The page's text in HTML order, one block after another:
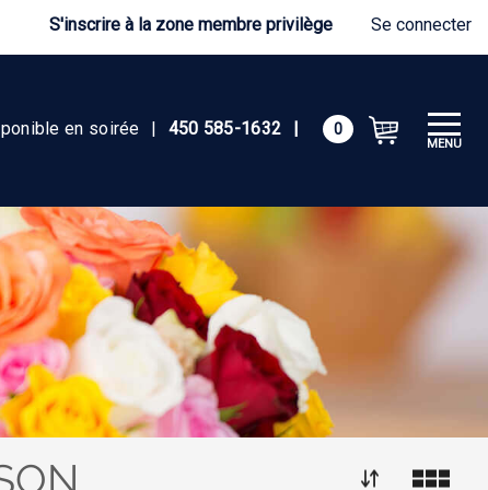
S'inscrire à la zone membre privilège Se connecter
en soirée | 450 585-1632 | 0
MENU